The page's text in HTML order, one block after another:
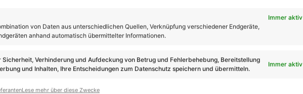
Immer aktiv
von Daten aus unterschiedlichen Quellen, Verknüpfung verschiedener Endgeräte,
anhand automatisch übermittelter Informationen.
Verhinderung und Aufdeckung von Betrug und Fehlerbehebung, Bereitstellung
und Inhalten, Ihre Entscheidungen zum Datenschutz speichern und übermitteln.
Immer aktiv
Lese mehr über diese Zwecke